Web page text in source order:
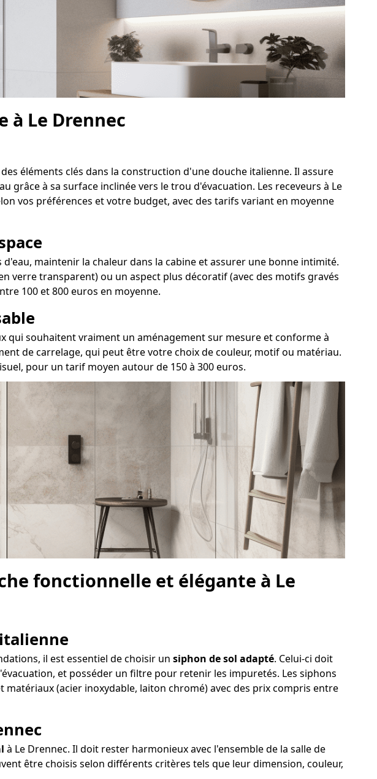
à Le Drennec
éléments clés dans la construction d'une douche italienne. Il assure
à sa surface inclinée vers le trou d'évacuation. Les receveurs à Le
vos préférences et votre budget, avec des tarifs variant en moyenne
maintenir la chaleur dans la cabine et assurer une bonne intimité.
verre transparent) ou un aspect plus décoratif (avec des motifs gravés
100 et 800 euros en moyenne.
qui souhaitent vraiment un aménagement sur mesure et conforme à
de carrelage, qui peut être votre choix de couleur, motif ou matériau.
pour un tarif moyen autour de 150 à 300 euros.
fonctionnelle et élégante à Le
il est essentiel de choisir un siphon de sol adapté. Celui-ci doit
et posséder un filtre pour retenir les impuretés. Les siphons
(acier inoxydable, laiton chromé) avec des prix compris entre
à Le Drennec. Il doit rester harmonieux avec l'ensemble de la salle de
être choisis selon différents critères tels que leur dimension, couleur,